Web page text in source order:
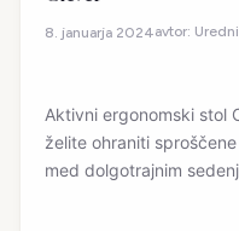
8. januarja 2024avtor:
Aktivni ergonomski stol
želite ohraniti
med dolgotrajnim